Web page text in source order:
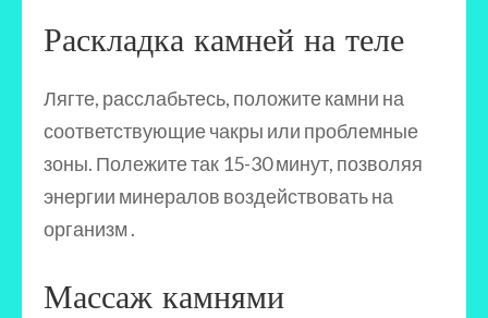
Раскладка камней на теле
Лягте, расслабьтесь, положите камни на
соответствующие чакры или проблемные
зоны. Полежите так 15-30 минут, позволяя
энергии минералов воздействовать на
организм .
Массаж камнями